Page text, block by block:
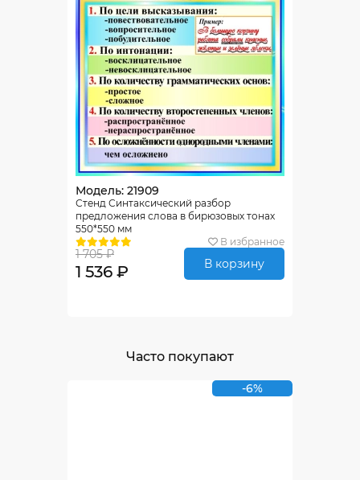
Модель: 21909
Стенд Синтаксический разбор
предложения слова в бирюзовых тонах
550*550 мм
В избранное
1 705 ₽
1 536 ₽ В корзину
Часто покупают
-6%